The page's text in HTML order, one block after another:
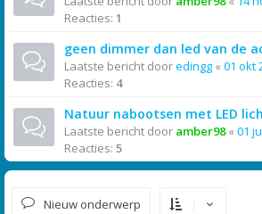
Reacties: 1
geen dimmer dan led van de
Laatste bericht dooredingg « 01 okt
Reacties: 4
Natuur nabootsen met LED
Laatste bericht door amber98« 01
Reacties: 5
Nieuw onderwerp